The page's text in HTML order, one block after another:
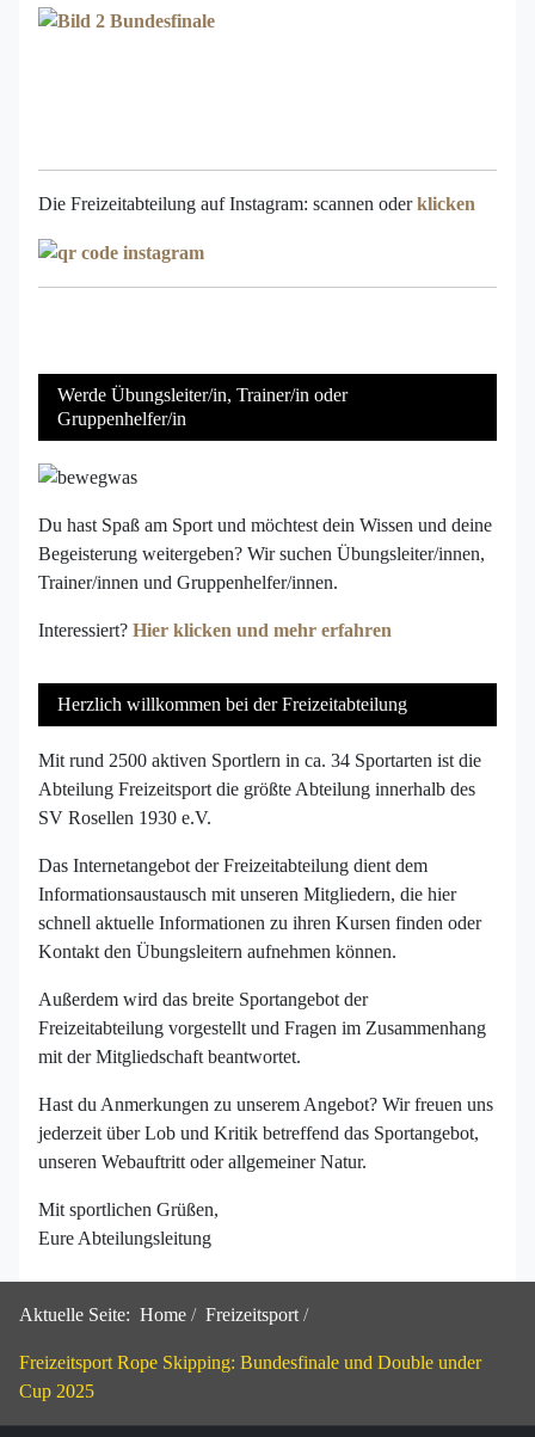
Die Freizeitabteilung auf Instagram: scannen oderklicken
Werde Übungsleiter/in, Trainer/in oder
Gruppenhelfer/in
Du hast Spaß am Sport und möchtest dein Wissen und deine
Begeisterung weitergeben? Wir suchen Übungsleiter/innen,
Trainer/innen und Gruppenhelfer/innen.
Interessiert? Hier klicken und mehr erfahren
Herzlich willkommen bei der Freizeitabteilung
Mit rund 2500 aktiven Sportlern in ca. 34 Sportarten ist die
Abteilung Freizeitsport die größte Abteilung innerhalb des
SV Rosellen 1930 e.V.
Das Internetangebot der Freizeitabteilung dient dem
Informationsaustausch mit unseren Mitgliedern, die hier
schnell aktuelle Informationen zu ihren Kursen finden oder
Kontakt den Übungsleitern aufnehmen können.
Außerdem wird das breite Sportangebot der
Freizeitabteilung vorgestellt und Fragen im Zusammenhang
mit der Mitgliedschaft beantwortet.
Hast du Anmerkungen zu unserem Angebot? Wir freuen uns
jederzeit über Lob und Kritik betreffend das Sportangebot,
unseren Webauftritt oder allgemeiner Natur.
Mit sportlichen Grüßen,
Eure Abteilungsleitung
Aktuelle Seite: Home Freizeitsport
Freizeitsport Rope Skipping: Bundesfinale und Double under
Cup 2025